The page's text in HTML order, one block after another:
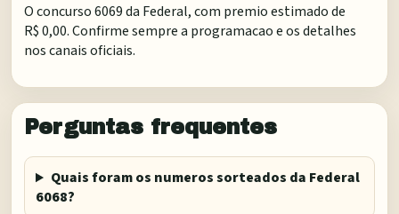
O concurso 6069 da Federal, com premio estimado de
R$ 0,00. Confirme sempre a programacao e os detalhes
nos canais oficiais.
Perguntas frequentes
Quais foram os numeros sorteados da Federal
6068?